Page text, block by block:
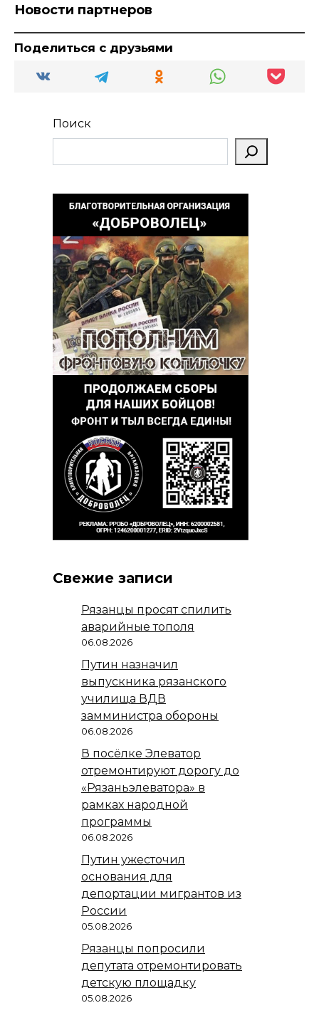
Новости партнеров
Поделиться с друзьями
Поиск
Свежие записи
Рязанцы просят спилить
аварийные тополя
06.08.2026
Путин назначил
выпускника рязанского
училища ВДВ
замминистра обороны
06.08.2026
В посёлке Элеватор
отремонтируют дорогу до
«Рязаньэлеватора» в
рамках народной
программы
06.08.2026
Путин ужесточил
основания для
депортации мигрантов из
России
05.08.2026
Рязанцы попросили
депутата отремонтировать
детскую площадку
05.08.2026